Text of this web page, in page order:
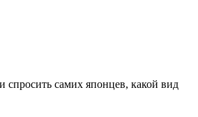
спросить самих японцев, какой вид